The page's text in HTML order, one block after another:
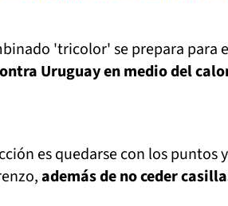
'tricolor' se prepara para
Uruguay en medio del
es quedarse con los
además de no ceder